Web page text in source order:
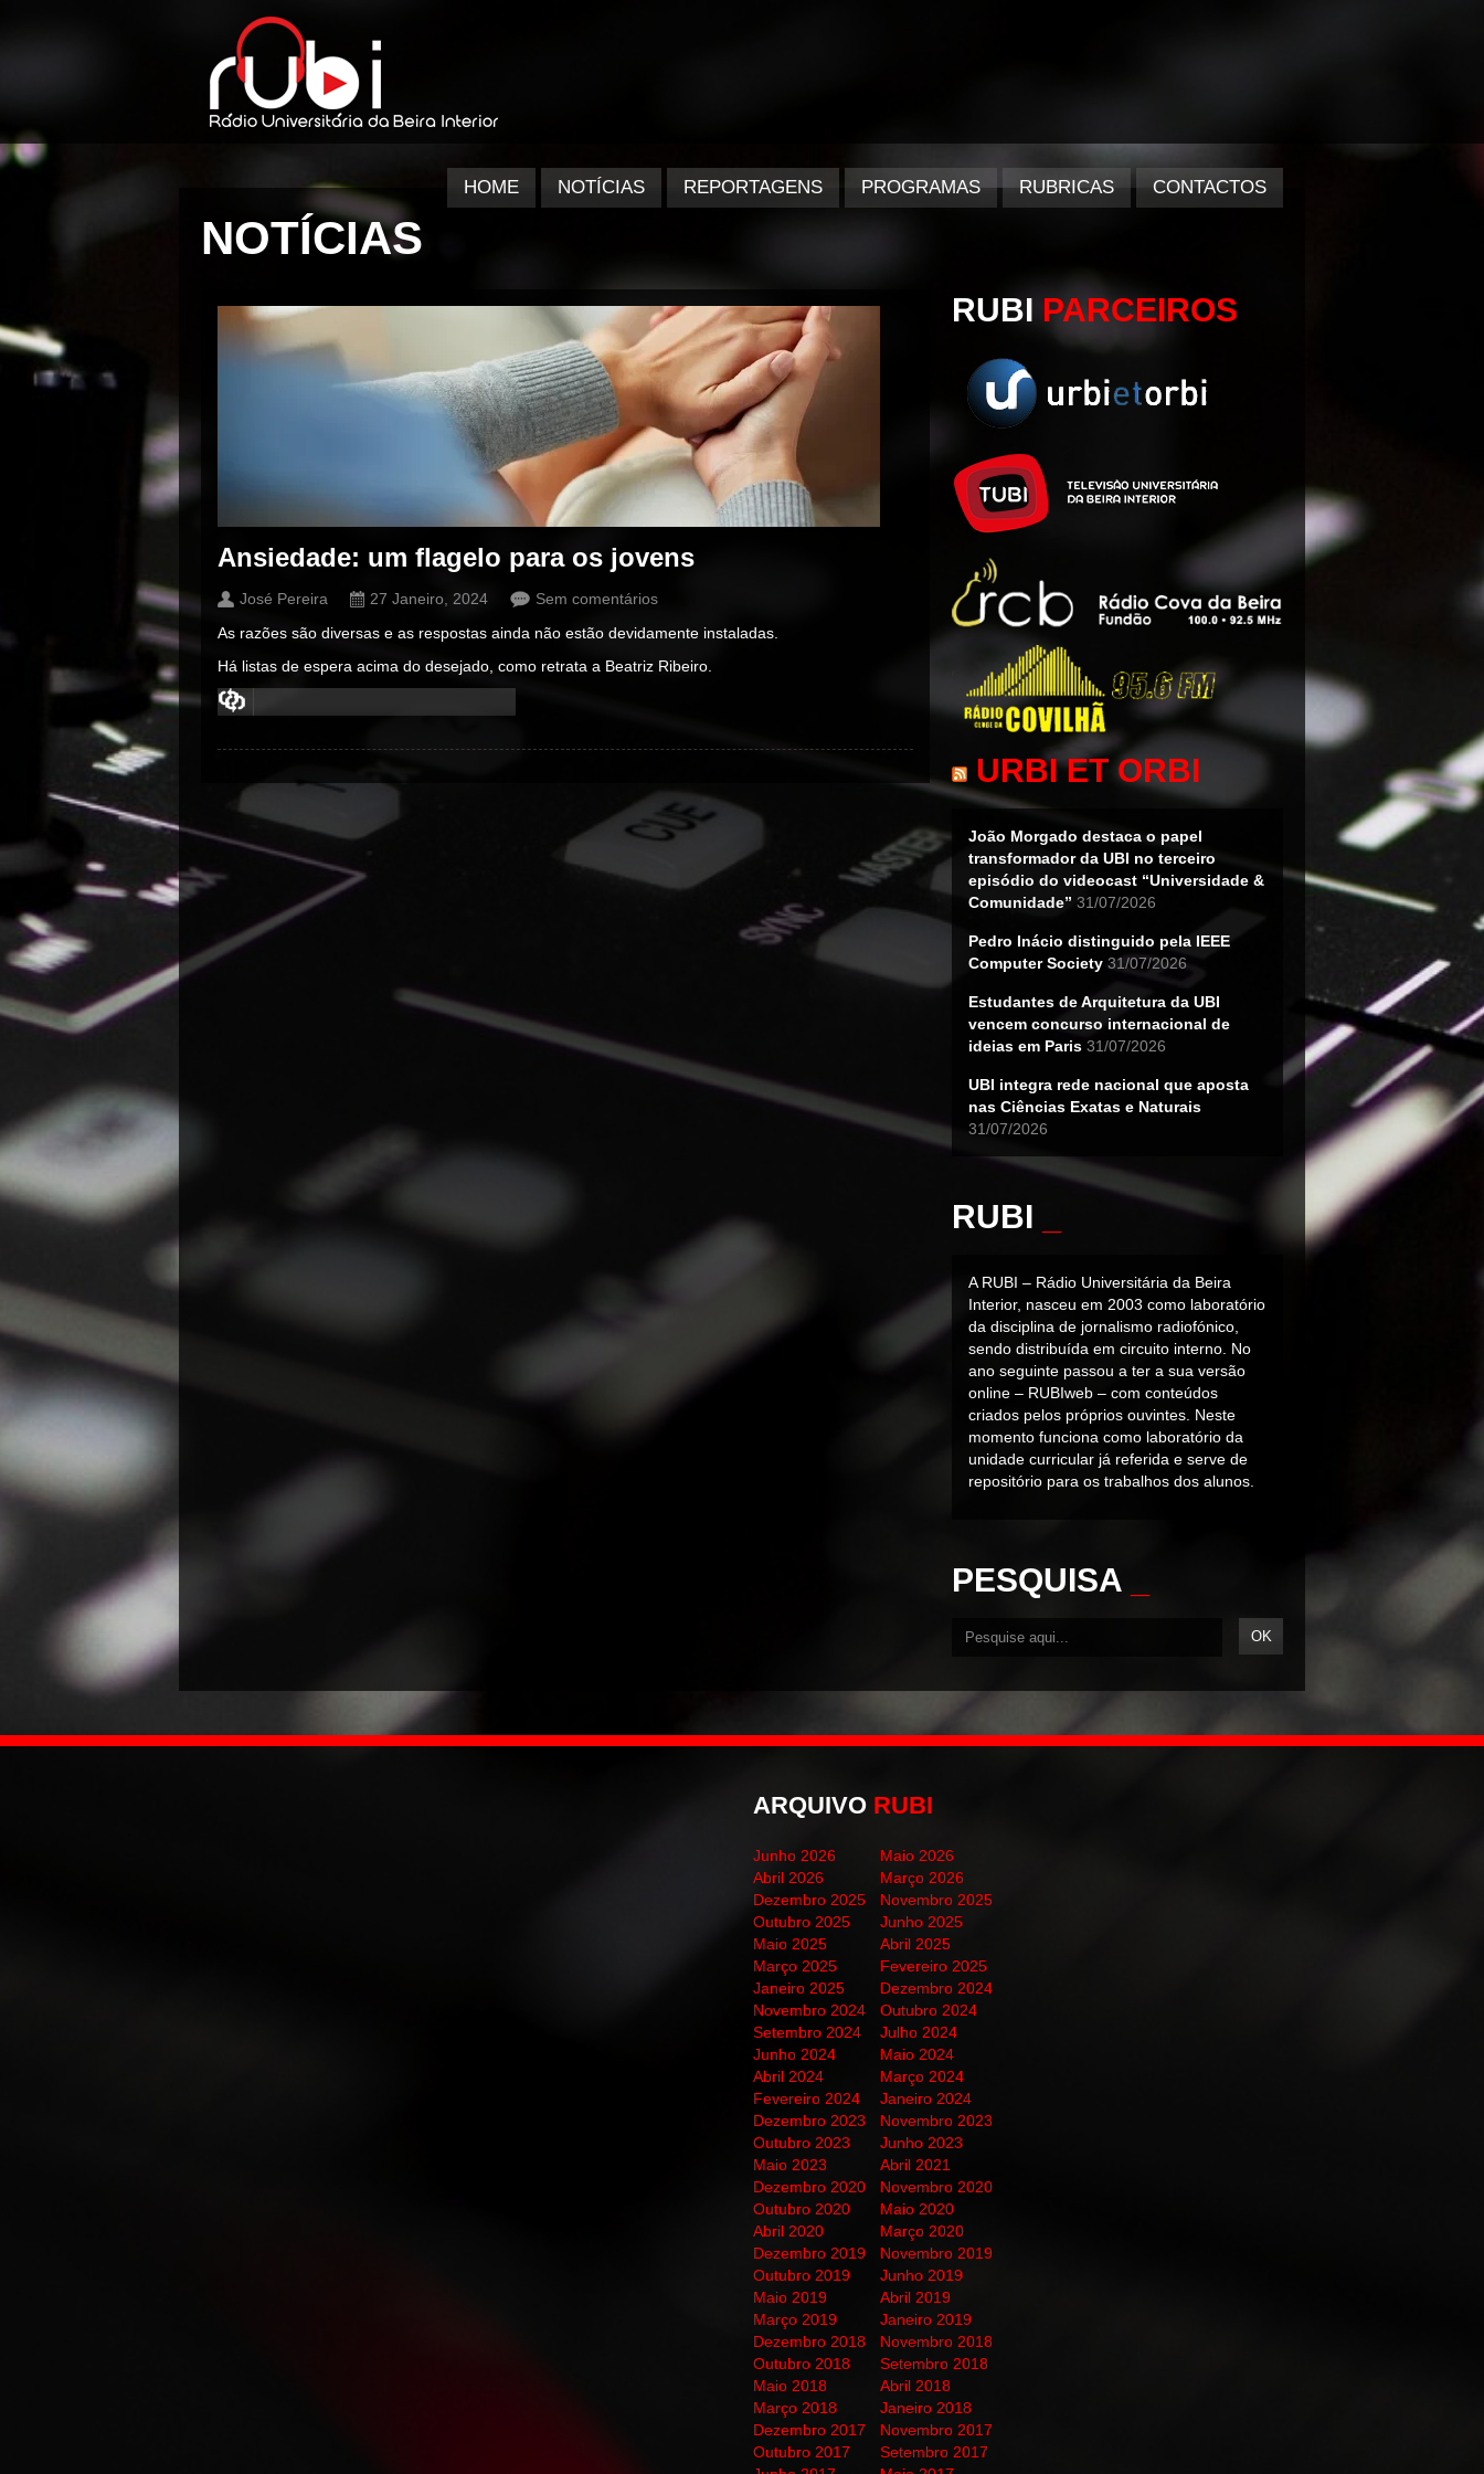
HOME NOTÍCIAS REPORTAGENS PROGRAMAS RUBRICAS CONTACTOS
NOTÍCIAS
RUBI PARCEIROS
URBI ET ORBI
João Morgado destaca o papel
transformador da UBI no terceiro
episódio do videocast “Universidade &
Comunidade” 31/07/2026
Pedro Inácio distinguido pela IEEE
Computer Society 31/07/2026
Estudantes de Arquitetura da UBI
vencem concurso internacional de
ideias em Paris 31/07/2026
UBI integra rede nacional que aposta
nas Ciências Exatas e Naturais
31/07/2026
RUBI
A RUBI – Rádio Universitária da Beira
Interior, nasceu em 2003 como laboratório
da disciplina de jornalismo radiofónico,
sendo distribuída em circuito interno. No
ano seguinte passou a ter a sua versão
online – RUBIweb – com conteúdos
criados pelos próprios ouvintes. Neste
momento funciona como laboratório da
unidade curricular já referida e serve de
repositório para os trabalhos dos alunos.
PESQUISA
Ansiedade: um flagelo para os jovens
José Pereira 27 Janeiro, 2024
Sem comentários
As razões são diversas e as respostas ainda não estão devidamente instaladas.
Há listas de espera acima do desejado, como retrata a Beatriz Ribeiro.
00:00
ARQUIVO RUBI
Junho 2026
Maio 2026
Abril 2026
Março 2026
Dezembro 2025
Novembro 2025
Outubro 2025
Junho 2025
Maio 2025
Abril 2025
Março 2025
Fevereiro 2025
Janeiro 2025
Dezembro 2024
Novembro 2024
Outubro 2024
Setembro 2024
Julho 2024
Junho 2024
Maio 2024
Abril 2024
Março 2024
Fevereiro 2024
Janeiro 2024
Dezembro 2023
Novembro 2023
Outubro 2023
Junho 2023
Maio 2023
Abril 2021
Dezembro 2020
Novembro 2020
Outubro 2020
Maio 2020
Abril 2020
Março 2020
Dezembro 2019
Novembro 2019
Outubro 2019
Junho 2019
Maio 2019
Abril 2019
Março 2019
Janeiro 2019
Dezembro 2018
Novembro 2018
Outubro 2018
Setembro 2018
Maio 2018
Abril 2018
Março 2018
Janeiro 2018
Dezembro 2017
Novembro 2017
Outubro 2017
Setembro 2017